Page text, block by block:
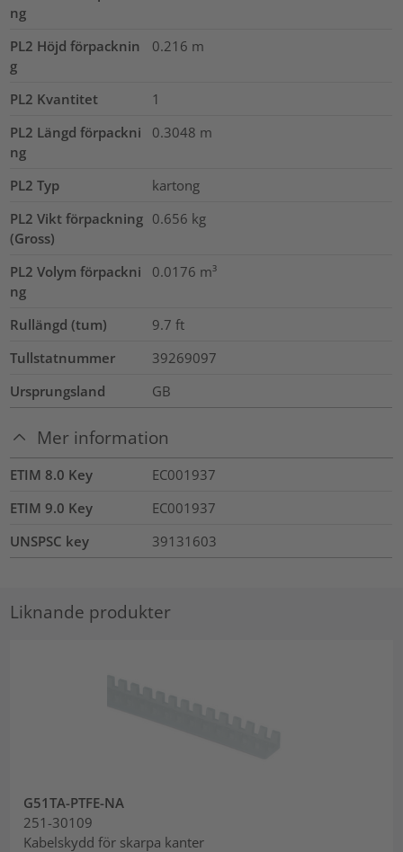
ng
PL2 Höjd förpacknin
g
0.216 m
PL2 Kvantitet
1
PL2 Längd förpackni
ng
0.3048 m
PL2 Typ
kartong
PL2 Vikt förpackning
(Gross)
0.656 kg
PL2 Volym förpackni
ng
0.0176 m³
Rullängd (tum) 9.7 ft
Tullstatnummer
39269097
Ursprungsland
GB
Mer information
ETIM 8.0 Key
EC001937
ETIM 9.0 Key
EC001937
UNSPSC key
39131603
Liknande produkter
G51TA-PTFE-NA
251-30109
Kabelskydd för skarpa kanter